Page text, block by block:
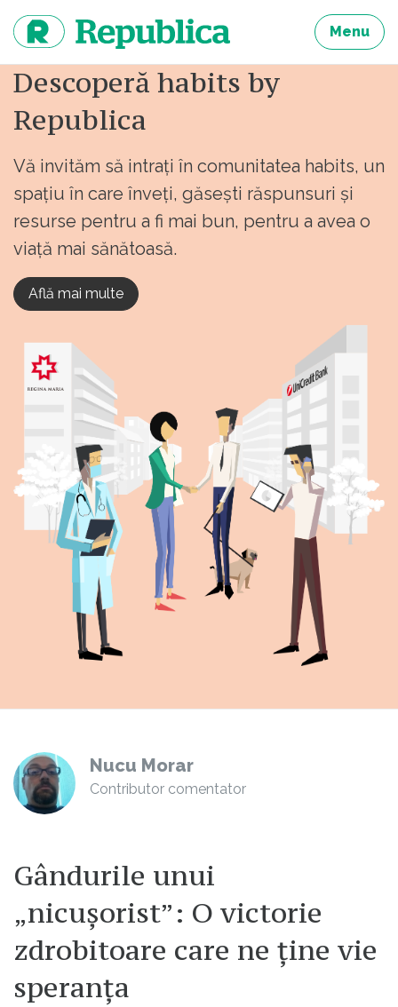
continut
Menu
Descoperă habits by
Republica
Vă invităm să intrați în comunitatea habits, un
spațiu în care înveți, găsești răspunsuri și
resurse pentru a fi mai bun, pentru a avea o
viață mai sănătoasă.
Află mai multe
Nucu Morar
Contributor comentator
Gândurile unui
„nicușorist”: O victorie
zdrobitoare care ne ține vie
speranța